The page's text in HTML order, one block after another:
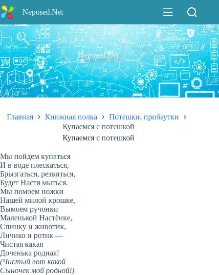
Перейти
к
сути
Neposed.Net
Neposed.Net
Главная Книжная полка
Потешки, прибаутки
Купаемся с потешкой
Купаемся с потешкой
Мы пойдем купаться
И в воде плескаться,
Брызгаться, резвиться,
Будет Настя мыться.
Мы помоем ножки
Нашей милой крошке,
Вымоем ручонки
Маленькой Настёнке,
Спинку и животик,
Личико и ротик —
Чистая какая
Доченька родная!
(Чистый вот какой
Сыночек мой родной!)